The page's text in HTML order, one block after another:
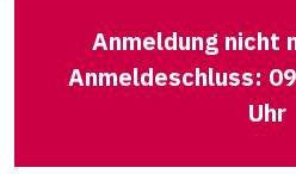
Anmeldung nicht
Anmeldeschluss:
Uhr